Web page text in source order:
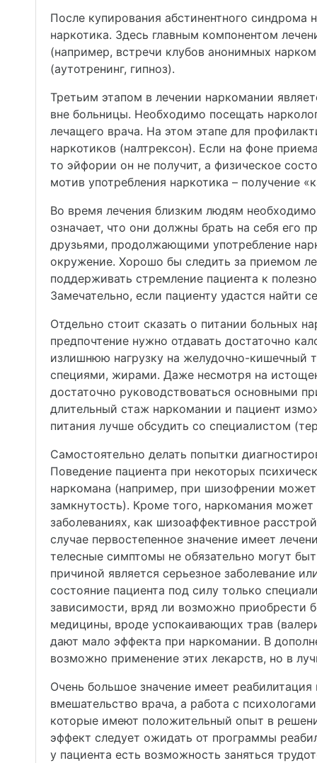
После купирования абстинентного синдрома
наркотика. Здесь главным компонентом
(например, встречи клубов анонимных
(аутотренинг, гипноз).
Третьим этапом в лечении наркомании
вне больницы. Необходимо посещать
лечащего врача. На этом этапе для
наркотиков (налтрексон). Если на фоне
то эйфории он не получит, а физическое
мотив употребления наркотика – получение
Во время лечения близким людям
означает, что они должны брать на себя его
друзьями, продолжающими употребление
окружение. Хорошо бы следить за приемом
поддерживать стремление пациента к
Замечательно, если пациенту удастся найти
Отдельно стоит сказать о питании больных
предпочтение нужно отдавать достаточно
излишнюю нагрузку на желудочно-кишечный
специями, жирами. Даже несмотря на
достаточно руководствоваться основными
длительный стаж наркомании и пациент
питания лучше обсудить со специалистом
Самостоятельно делать попытки
Поведение пациента при некоторых
наркомана (например, при шизофрении
замкнутость). Кроме того, наркомания
заболеваниях, как шизоаффективное
случае первостепенное значение имеет
телесные симптомы не обязательно могут
причиной является серьезное заболевание
состояние пациента под силу только
зависимости, вряд ли возможно приобрести
медицины, вроде успокаивающих трав
дают мало эффекта при наркомании. В
возможно применение этих лекарств, но в
Очень большое значение имеет
вмешательство врача, а работа с
которые имеют положительный опыт в
эффект следует ожидать от программы
у пациента есть возможность заняться